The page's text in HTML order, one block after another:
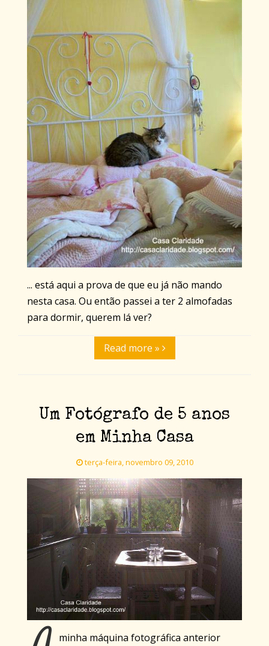
... está aqui a prova de que eu já não mando
nesta casa. Ou então passei a ter 2 almofadas
para dormir, querem lá ver?
Read more »
Um Fotógrafo de 5 anos
em Minha Casa
terça-feira, novembro 09, 2010
minha máquina fotográfica anterior